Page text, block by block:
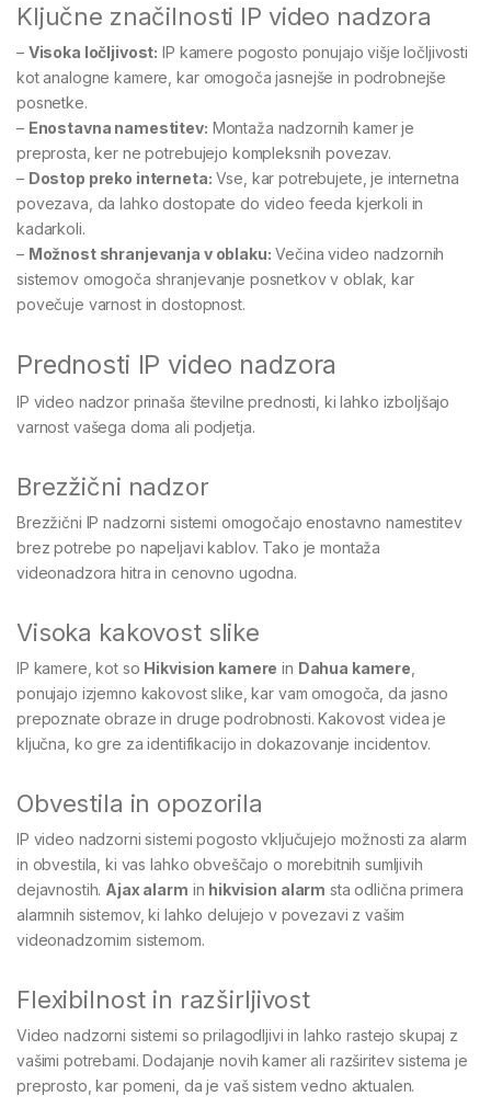
Ključne značilnosti IP video nadzora
– Visoka ločljivost: IP kamere pogosto ponujajo višje ločljivosti
kot analogne kamere, kar omogoča jasnejše in podrobnejše
posnetke.
– Enostavna namestitev: Montaža nadzornih kamer je
preprosta, ker ne potrebujejo kompleksnih povezav.
– Dostop preko interneta: Vse, kar potrebujete, je internetna
povezava, da lahko dostopate do video feeda kjerkoli in
kadarkoli.
– Možnost shranjevanja v oblaku: Večina video nadzornih
sistemov omogoča shranjevanje posnetkov v oblak, kar
povečuje varnost in dostopnost.
Prednosti IP video nadzora
IP video nadzor prinaša številne prednosti, ki lahko izboljšajo
varnost vašega doma ali podjetja.
Brezžični nadzor
Brezžični IP nadzorni sistemi omogočajo enostavno namestitev
brez potrebe po napeljavi kablov. Tako je montaža
videonadzora hitra in cenovno ugodna.
Visoka kakovost slike
IP kamere, kot so Hikvision kamere in Dahua kamere
ponujajo izjemno kakovost slike, kar vam omogoča, da jasno
prepoznate obraze in druge podrobnosti. Kakovost videa je
ključna, ko gre za identifikacijo in dokazovanje incidentov.
Obvestila in opozorila
IP video nadzorni sistemi pogosto vključujejo možnosti za alarm
in obvestila, ki vas lahko obveščajo o morebitnih sumljivih
dejavnostih. Ajax alarm in hikvision alarm sta odlična primera
alarmnih sistemov, ki lahko delujejo v povezavi z vašim
videonadzornim sistemom.
Flexibilnost in razširljivost
Video nadzorni sistemi so prilagodljivi in lahko rastejo skupaj z
vašimi potrebami. Dodajanje novih kamer ali razširitev sistema je
preprosto, kar pomeni, da je vaš sistem vedno aktualen.